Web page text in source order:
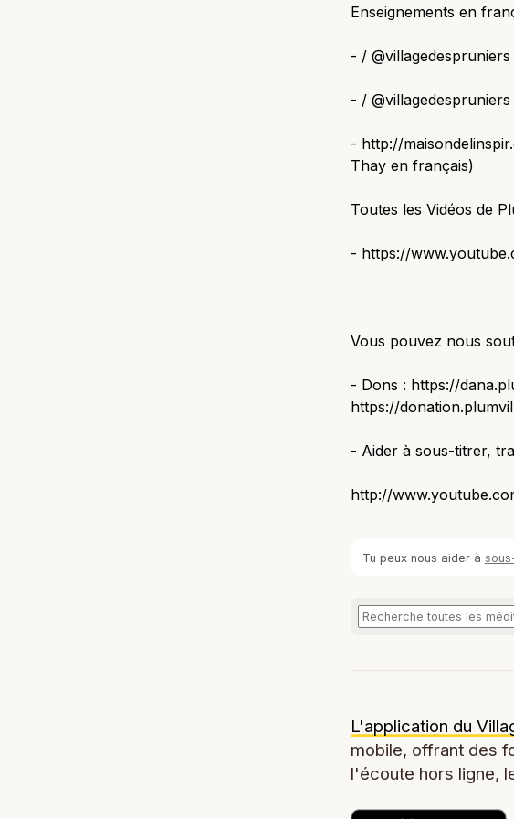
Enseignements en
- /
- /
- http://
Thay en français)
Toutes les Vidéos de
- https://
Vous pouvez nous
- Dons : https://
https://
- Aider à sous-titrer,
http://
Tu peux nous aider à
L'application du
mobile, offrant des
l'écoute hors ligne,